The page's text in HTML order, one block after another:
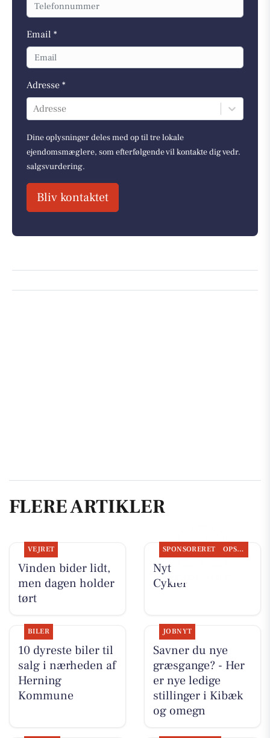
Email *
Adresse *
Adresse
Dine oplysninger deles med op til tre lokale
ejendomsmæglere, som efterfølgende vil kontakte dig vedr.
salgsvurdering.
Bliv kontaktet
FLERE ARTIKLER
VEJRET
Vinden bider lidt,
men dagen holder
tørt
SPONSORERET OPSLAGSTAVLEN
Nyt fra Per P.
Cykler
BILER
10 dyreste biler til
salg i nærheden af
Herning
Kommune
JOBNYT
Savner du nye
græsgange? - Her
er nye ledige
stillinger i Kibæk
og omegn